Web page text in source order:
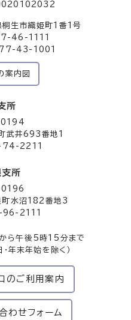
生市織姫町1番1号
46-1111
43-1001
案内図
所
武井693番地1
74-2211
所
町水沼182番地3
96-2111
ら午後5時15分まで
・年末年始を除く）
のご利用案内
わせフォーム